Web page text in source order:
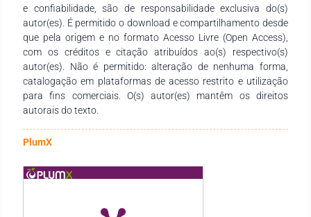
e confiabilidade, são de responsabilidade exclusiva do(s)
autor(es). É permitido o download e compartilhamento desde
que pela origem e no formato Acesso Livre (Open Access),
com os créditos e citação atribuídos ao(s) respectivo(s)
autor(es). Não é permitido: alteração de nenhuma forma,
catalogação em plataformas de acesso restrito e utilização
para fins comerciais. O(s) autor(es) mantêm os direitos
autorais do texto.
PlumX